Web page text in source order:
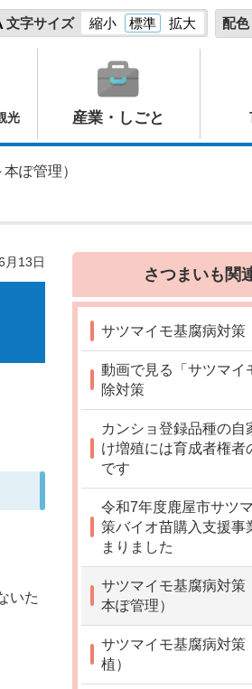
文字サイズ 縮小 標準 拡大 配色
光 産業・しごと
ぽ管理）
月13日
いた
さつまいも関
サツマイモ基腐病対策
動画で見る「サツマイ
除対策
カンショ登録品種の自
け増殖には育成者権者
です
令和7年度鹿屋市サツ
策バイオ苗購入支援事
まりました
サツマイモ基腐病対策
本ぽ管理）
サツマイモ基腐病対策
植）